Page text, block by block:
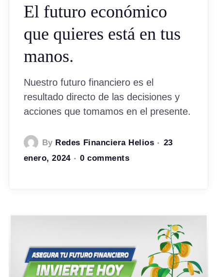
El futuro económico
que quieres está en tus
manos.
Nuestro futuro financiero es el
resultado directo de las decisiones y
acciones que tomamos en el presente.
By Redes Financiera Helios
23
enero, 2024
0 comments